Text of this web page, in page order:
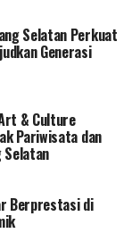
Selatan Perkuat
Generasi
& Culture
Pariwisata dan
Selatan
Berprestasi di